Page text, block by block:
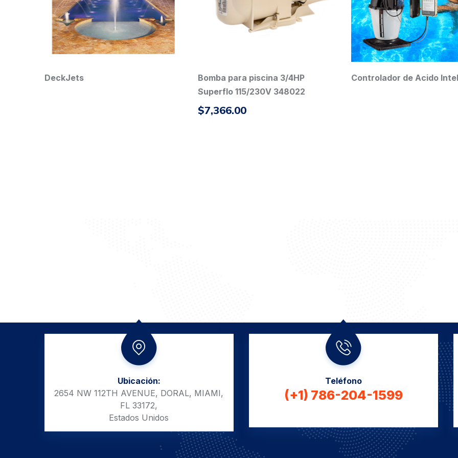
Bomba para piscina 3/4HP
Controlador de Acido Intelliph SolarTouch
Ubicación:
2654 NW 112TH AVENUE, DORAL, MIAMI,
FL 33172,
Estados Unidos
Teléfono
(+1) 786-204-1599